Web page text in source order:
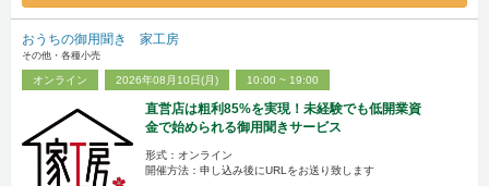
おうちの御用聞き 家工房
その他・各種小売
オンライン 2026年08月10日(月) 10:00 ~ 19:00
直営店は粗利85%を実現！未経験でも低開業資
金で始められる御用聞きサービス
形式：オンライン
開催方法：申し込み後にURLをお送り致します